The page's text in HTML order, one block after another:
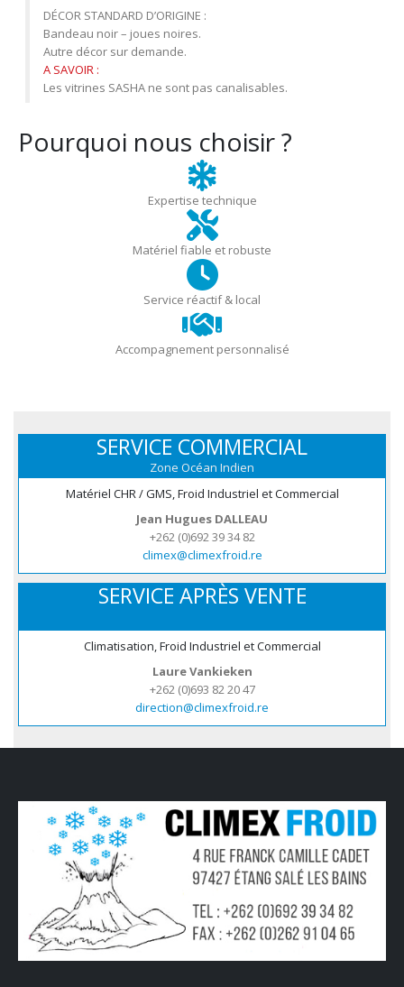
DÉCOR STANDARD D’ORIGINE :
Bandeau noir – joues noires.
Autre décor sur demande.
A SAVOIR :
Les vitrines SASHA ne sont pas canalisables.
Pourquoi nous choisir ?
Expertise technique
Matériel fiable et robuste
Service réactif & local
Accompagnement personnalisé
SERVICE COMMERCIAL
Zone Océan Indien
Matériel CHR / GMS, Froid Industriel et Commercial
Jean Hugues DALLEAU
+262 (0)692 39 34 82
climex@climexfroid.re
SERVICE APRÈS VENTE
Climatisation, Froid Industriel et Commercial
Laure Vankieken
+262 (0)693 82 20 47
direction@climexfroid.re